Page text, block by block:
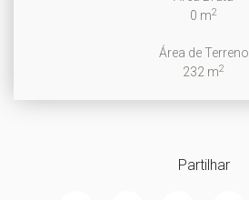
0 m2
Área de Terreno
232 m2
Partilhar